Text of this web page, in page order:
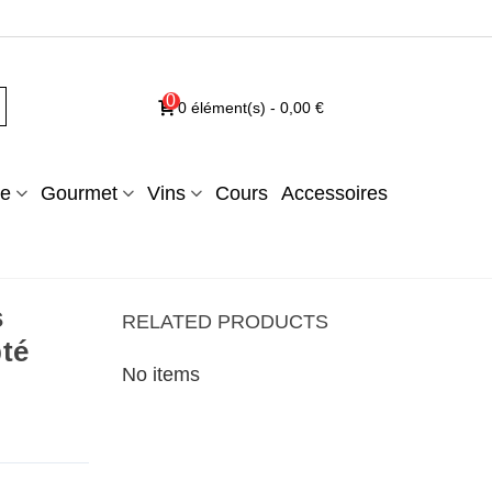
00 élément(s) - 0,00 €
Gourmet Vins Cours Accessoires
RELATED PRODUCTS
No items